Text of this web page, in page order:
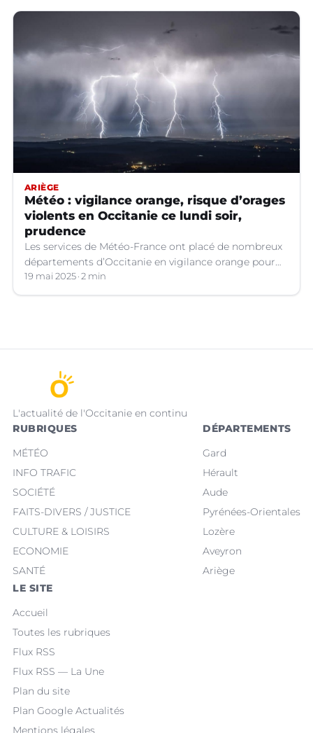
ARIÈGE
Météo : vigilance orange, risque d’orages
violents en Occitanie ce lundi soir,
prudence
Les services de Météo-France ont placé de nombreux
départements d’Occitanie en vigilance orange pour
les orages violents.
19 mai 2025 2 min
L'actualité de l'Occitanie en continu
RUBRIQUES
MÉTÉO
INFO TRAFIC
SOCIÉTÉ
FAITS-DIVERS / JUSTICE
CULTURE & LOISIRS
ECONOMIE
SANTÉ
DÉPARTEMENTS
Gard
Hérault
Aude
Pyrénées-Orientales
Lozère
Aveyron
Ariège
LE SITE
Accueil
Toutes les rubriques
Flux RSS
Flux RSS — La Une
Plan du site
Plan Google Actualités
Mentions légales